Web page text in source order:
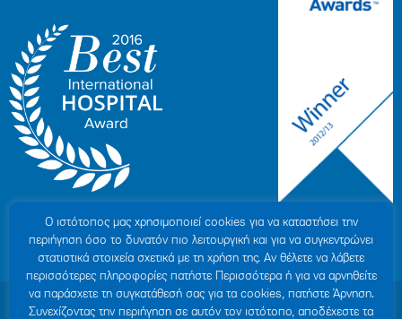
© 2007-2026 ΥΓΕΙΑ Μ.Α.Ε |
ΓΕΜΗ: 000279901000
Ο ιστότοπoς μας χρησιμοποιεί cookies για να καταστήσει την
περιήγηση όσο το δυνατόν πιο λειτουργική και για να συγκεντρώνει
στατιστικά στοιχεία σχετικά με τη χρήση της. Αν θέλετε να λάβετε
περισσότερες πληροφορίες πατήστε Περισσότερα ή για να αρνηθείτε
να παράσχετε τη συγκατάθεσή σας για τα cookies, πατήστε Άρνηση.
Συνεχίζοντας την περιήγηση σε αυτόν τον ιστότοπο, αποδέχεστε τα